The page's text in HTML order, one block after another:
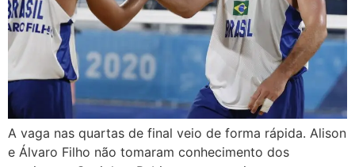
A vaga nas quartas de final veio de forma rápida. Alison
e Álvaro Filho não tomaram conhecimento dos